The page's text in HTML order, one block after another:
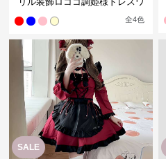
全4色
SALE